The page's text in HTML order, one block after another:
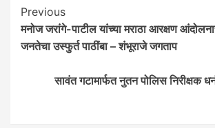
Post
Navigation
Previous
मनोज जरांगे-पाटील यांच्या मराठा आरक्षण
जनतेचा उस्फुर्त पाठींबा – शंभूराजे जगताप
सावंत गटामार्फत नुतन पोलिस निरीक्षक